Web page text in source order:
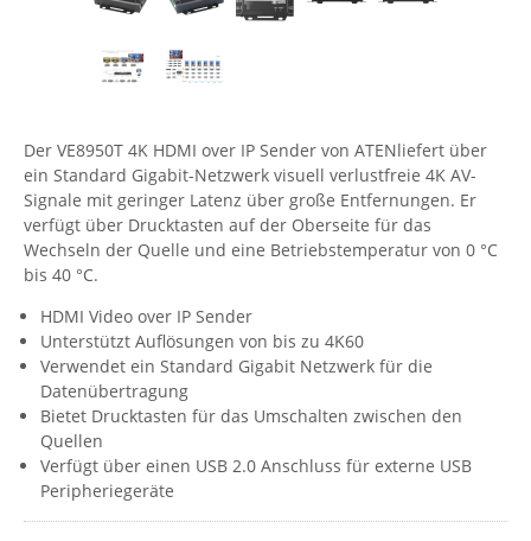
Fokus Technologies
High Sec Labs
HW group
Icron
IEC Lock
Ihse
Kerlink
Kramer Electronics
KVM TEC
Legrand
LigoWave
Der VE8950T 4K HDMI over IP Sender von ATENliefert über
ein Standard Gigabit-Netzwerk visuell verlustfreie 4K AV-
Signale mit geringer Latenz über große Entfernungen. Er
verfügt über Drucktasten auf der Oberseite für das
Wechseln der Quelle und eine Betriebstemperatur von 0 °C
bis 40 °C.
HDMI Video over IP Sender
Unterstützt Auflösungen von bis zu 4K60
Verwendet ein Standard Gigabit Netzwerk für die
Datenübertragung
Bietet Drucktasten für das Umschalten zwischen den
Quellen
Verfügt über einen USB 2.0 Anschluss für externe USB
Peripheriegeräte